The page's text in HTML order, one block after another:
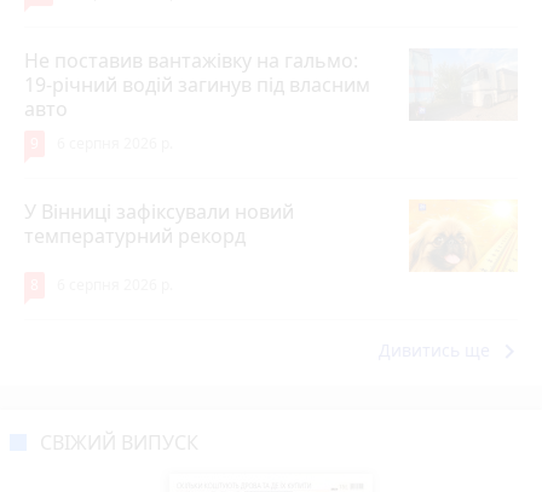
Не поставив вантажівку на гальмо:
19-річний водій загинув під власним
авто
У Вінниці зафіксували новий
температурний рекорд